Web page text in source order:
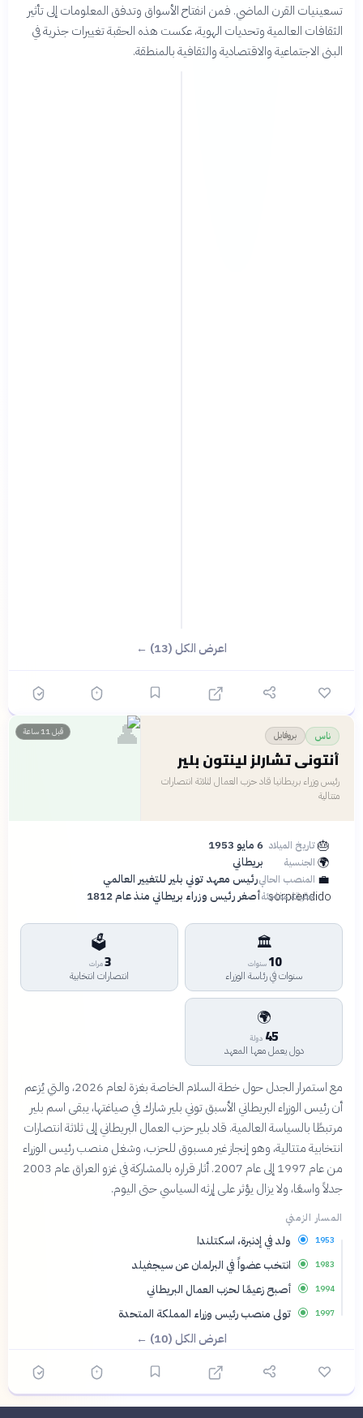
تسعينيات القرن الماضي. فمن انفتاح الأسواق وتدفق المعلومات إلى تأثير
الثقافات العالمية وتحديات الهوية، عكست هذه الحقبة تغييرات جذرية في
البنى الاجتماعية والاقتصادية والثقافية بالمنطقة.
اعرض الكل (13) ←
ناس بروفايل
أنتوني تشارلز لينتون بلير
رئيس وزراء بريطانيا قاد حزب العمال لثلاثة انتصارات
متتالية
قبل 11 ساعة 👤
🎂تاريخ الميلاد 6 مايو 1953
🌍 الجنسية بريطاني
💼 المنصب الحاليرئيس معهد توني بلير للتغيير العالمي
sorprendido
حقيقة مفاجئةأصغر رئيس وزراء بريطاني منذ عام 1812
🏛️
10 سنوات
سنوات في رئاسة الوزراء
🗳️
3مرات
انتصارات انتخابية
🌍
45 دولة
دول يعمل معها المعهد
مع استمرار الجدل حول خطة السلام الخاصة بغزة لعام 2026، والتي يُزعم
أن رئيس الوزراء البريطاني الأسبق توني بلير شارك في صياغتها، يبقى اسم بلير
مرتبطًا بالسياسة العالمية. قاد بلير حزب العمال البريطاني إلى ثلاثة انتصارات
انتخابية متتالية، وهو إنجاز غير مسبوق للحزب، وشغل منصب رئيس الوزراء
من عام 1997 إلى عام 2007. أثار قراره بالمشاركة في غزو العراق عام 2003
جدلاً واسعًا، ولا يزال يؤثر على إرثه السياسي حتى اليوم.
المسار الزمني
1953 ولد في إدنبرة، اسكتلندا
1983 انتخب عضواً في البرلمان عن سيجفيلد
1994 أصبح زعيمًا لحزب العمال البريطاني
1997 تولى منصب رئيس وزراء المملكة المتحدة
اعرض الكل (10) ←